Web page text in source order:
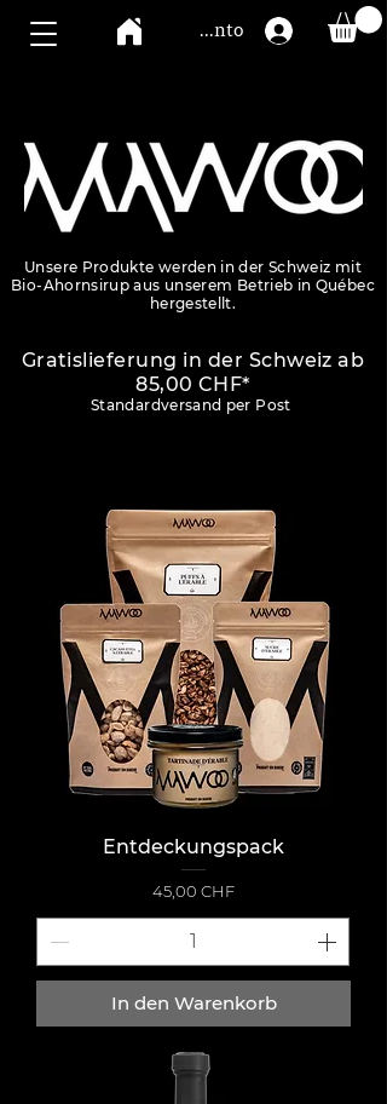
Mawoo Konto
Unsere Produkte werden in der Schweiz mit
Bio-Ahornsirup aus unserem Betrieb in Québec
hergestellt.
Gratislieferung in der Schweiz ab
85,00 CHF*
Standardversand per Post
Entdeckungspack
Preis
45,00 CHF
In den Warenkorb